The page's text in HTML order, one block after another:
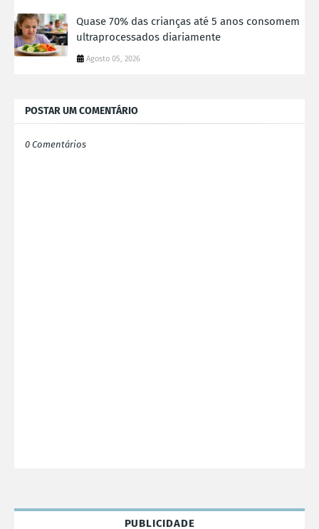
Quase 70% das crianças até 5 anos consomem
ultraprocessados diariamente
Agosto 05, 2026
POSTAR UM COMENTÁRIO
0 Comentários
PUBLICIDADE